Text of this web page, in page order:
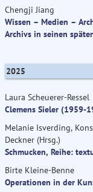
Chengji Jiang
Wissen – Medien –
Archivs in seinen
2025
Laura Scheuerer-Ressel
Clemens Sieler (1959-
Melanie Isverding,
Deckner (Hrsg.)
Schmucken, Reihe:
Birte Kleine-Benne
Operationen in der